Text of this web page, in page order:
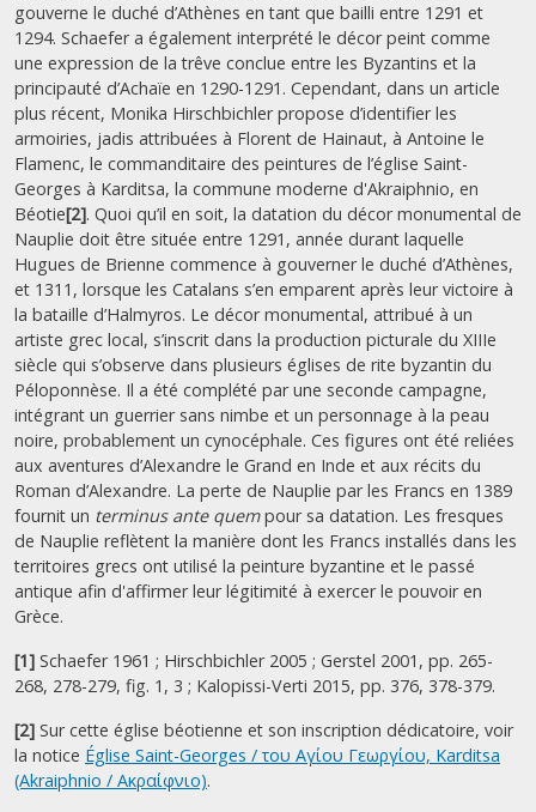
gouverne le duché d’Athènes en tant que bailli entre 1291 et
1294. Schaefer a également interprété le décor peint comme
une expression de la trêve conclue entre les Byzantins et la
principauté d’Achaïe en 1290-1291. Cependant, dans un article
plus récent, Monika Hirschbichler propose d’identifier les
armoiries, jadis attribuées à Florent de Hainaut, à Antoine le
Flamenc, le commanditaire des peintures de l’église Saint-
Georges à Karditsa, la commune moderne d'Akraiphnio, en
Béotie[2]. Quoi qu’il en soit, la datation du décor monumental de
Nauplie doit être située entre 1291, année durant laquelle
Hugues de Brienne commence à gouverner le duché d’Athènes,
et 1311, lorsque les Catalans s’en emparent après leur victoire à
la bataille d’Halmyros. Le décor monumental, attribué à un
artiste grec local, s’inscrit dans la production picturale du XIIIe
siècle qui s’observe dans plusieurs églises de rite byzantin du
Péloponnèse. Il a été complété par une seconde campagne,
intégrant un guerrier sans nimbe et un personnage à la peau
noire, probablement un cynocéphale. Ces figures ont été reliées
aux aventures d’Alexandre le Grand en Inde et aux récits du
Roman d’Alexandre. La perte de Nauplie par les Francs en 1389
fournit un terminus ante quempour sa datation. Les fresques
de Nauplie reflètent la manière dont les Francs installés dans les
territoires grecs ont utilisé la peinture byzantine et le passé
antique afin d'affirmer leur légitimité à exercer le pouvoir en
Grèce.
[1] Schaefer 1961 ; Hirschbichler 2005 ; Gerstel 2001, pp. 265-
268, 278-279, fig. 1, 3 ; Kalopissi-Verti 2015, pp. 376, 378-379.
[2] Sur cette église béotienne et son inscription dédicatoire, voir
la notice Église Saint-Georges / του Αγίου Γεωργίου, Karditsa
(Akraiphnio / Ακραίφνιο).